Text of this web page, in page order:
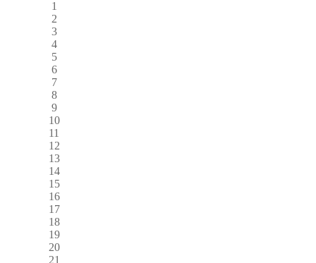
1
2
3
4
5
6
7
8
9
10
11
12
13
14
15
16
17
18
19
20
21